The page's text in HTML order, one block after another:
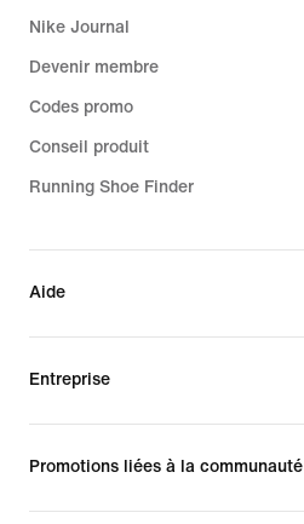
Nike Journal
Devenir membre
Codes promo
Conseil produit
Running Shoe Finder
Aide
Entreprise
Promotions liées à la communauté